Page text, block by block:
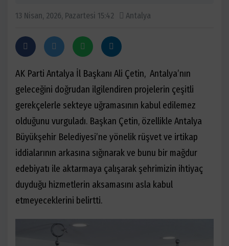
13 Nisan, 2026, Pazartesi 15:42 Antalya
AK Parti Antalya İl Başkanı Ali Çetin, Antalya’nın
geleceğini doğrudan ilgilendiren projelerin çeşitli
gerekçelerle sekteye uğramasının kabul edilemez
olduğunu vurguladı. Başkan Çetin, özellikle Antalya
Büyükşehir Belediyesi’ne yönelik rüşvet ve irtikap
iddialarının arkasına sığınarak ve bunu bir mağdur
edebiyatı ile aktarmaya çalışarak şehrimizin ihtiyaç
duyduğu hizmetlerin aksamasını asla kabul
etmeyeceklerini belirtti.